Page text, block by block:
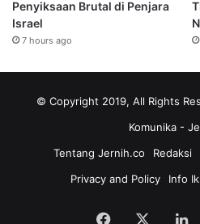
Penyiksaan Brutal di Penjara
Israel
7 hours ago
© Copyright 2019, All Rights
Komunika -
Tentang Jernih.co
Redaksi
Privacy and Policy
Info
Facebook